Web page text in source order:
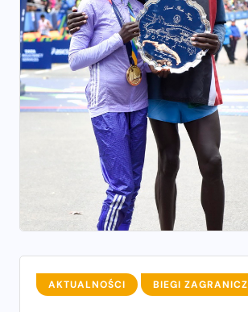
AKTUALNOŚCI BIEGI